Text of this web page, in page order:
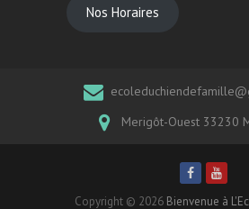
Nos Horaires
Merigôt-Ouest 33230
Copyright © 2026 Bienvenue à